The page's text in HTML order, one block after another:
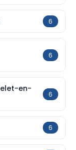
6
6
en-
6
6